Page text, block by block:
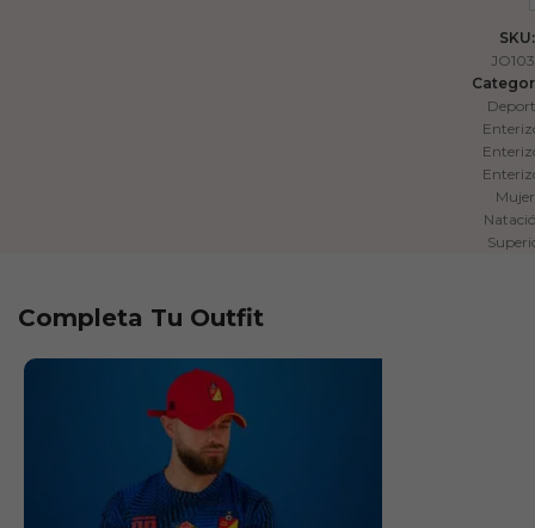
SKU:
Mujer
Completa Tu Outfit